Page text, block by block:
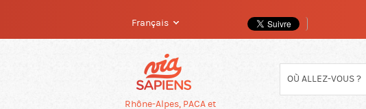
Français
Rhône-Alpes, PACA et